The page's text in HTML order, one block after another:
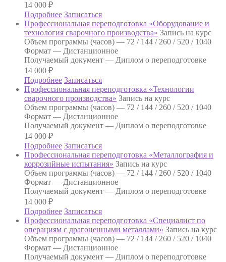
14 000 ₽
Подробнее Записаться
Профессиональная переподготовка «Оборудование и
технология сварочного производства» Запись на курс
Объем программы (часов) — 72 / 144 / 260 / 520 / 1040
Формат — Дистанционное
Получаемый документ — Диплом о переподготовке
14 000 ₽
Подробнее Записаться
Профессиональная переподготовка «Технологии
сварочного производства» Запись на курс
Объем программы (часов) — 72 / 144 / 260 / 520 / 1040
Формат — Дистанционное
Получаемый документ — Диплом о переподготовке
14 000 ₽
Подробнее Записаться
Профессиональная переподготовка «Металлография и
коррозийные испытания» Запись на курс
Объем программы (часов) — 72 / 144 / 260 / 520 / 1040
Формат — Дистанционное
Получаемый документ — Диплом о переподготовке
14 000 ₽
Подробнее Записаться
Профессиональная переподготовка «Специалист по
операциям с драгоценными металлами» Запись на курс
Объем программы (часов) — 72 / 144 / 260 / 520 / 1040
Формат — Дистанционное
Получаемый документ — Диплом о переподготовке